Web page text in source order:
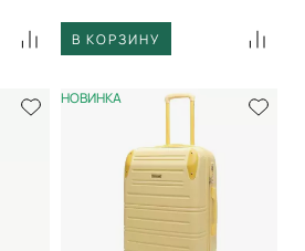
В КОРЗИНУ
НОВИНКА